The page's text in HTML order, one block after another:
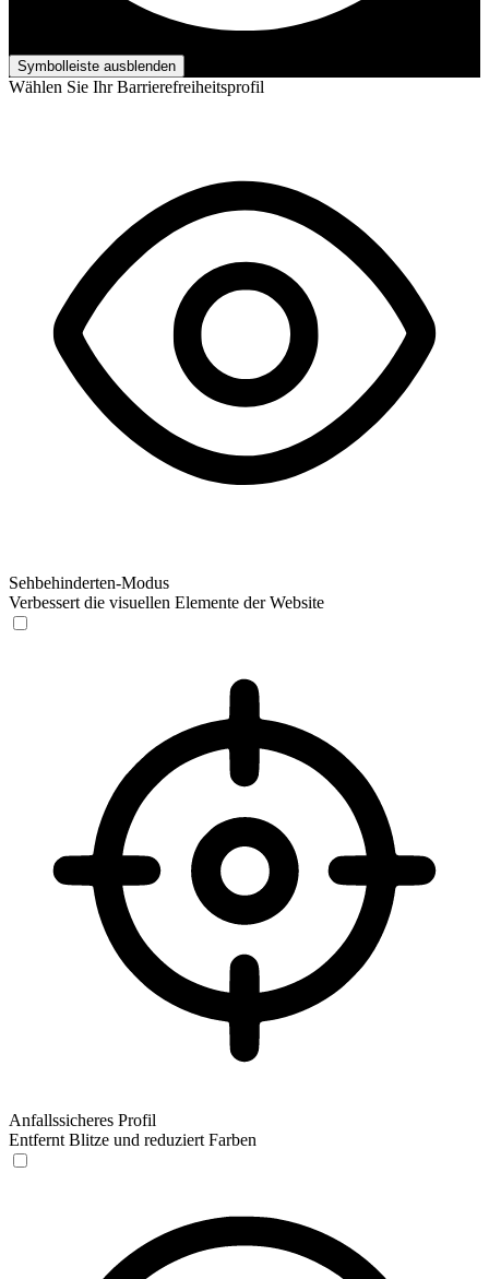
Symbolleiste ausblenden
Wählen Sie Ihr Barrierefreiheitsprofil
Sehbehinderten-Modus
Verbessert die visuellen Elemente der Website
Anfallssicheres Profil
Entfernt Blitze und reduziert Farben